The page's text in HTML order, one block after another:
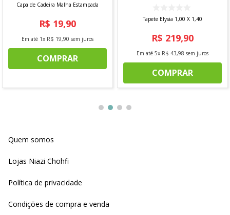
Capa de Cadeira Malha Estampada
R$ 19,90
Em até 1x R$ 19,90 sem juros
COMPRAR
Tapete Elysia 1,00 X 1,40
R$ 219,90
Em até 5x R$ 43,98 sem juros
COMPRAR
Quem somos
Lojas Niazi Chohfi
Política de privacidade
Condições de compra e venda